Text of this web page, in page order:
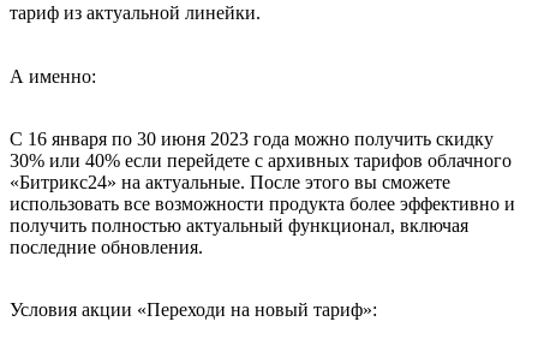
тариф из актуальной линейки.
А именно:
С 16 января по 30 июня 2023 года можно получить скидку
30% или 40% если перейдете с архивных тарифов облачного
«Битрикс24» на актуальные. После этого вы сможете
использовать все возможности продукта более эффективно и
получить полностью актуальный функционал, включая
последние обновления.
Условия акции «Переходи на новый тариф»: